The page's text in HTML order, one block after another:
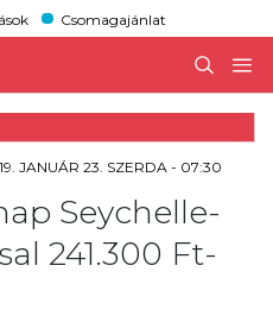
Csomagajánlat
JANUÁR 23. SZERDA - 07:30
Seychelle-
241.300 Ft-